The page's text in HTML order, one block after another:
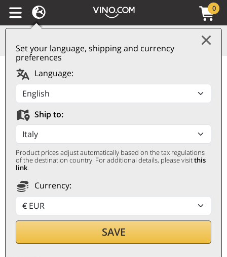
Set your language, shipping and currency
preferences
Language:
Ship to:
Product prices adjust automatically based on the tax regulations
of the destination country. For additional details, please visitthis
link.
Currency:
SAVE
0
Morellino di Scansano
DOCG 2022 Jacopo
Biondi Santi
JACOPO BIONDI SANTI
0,75 ℓ
19€